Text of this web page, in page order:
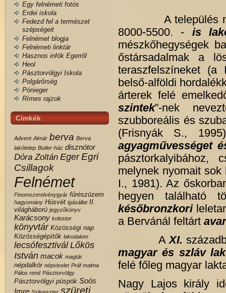
Egy felnémeti fotós
Erdei iskola
Fedezd fel a természet
szépségeit
Felnémet blogja
Felnémeti linktár
Hasznos infók Egerről
Heol
Pásztorvölgyi Iskola
Polgárőrség
Pónieger
Rímes rajzok
Címkék
Advent Almár berva Berva
lakótelep Butler-ház disznótor
Dóra Zoltán Eger Egri
Csillagok
Felnémet
Finomszerelvénygyár fűrészüzem
hagyomány Húsvét igásállat II.
világháború jegyzőkönyv
Karácsony kolostor
könyvtár Közösségi nap
Közösségépítők lakodalom
lecsófesztivál Lőkös
István macok magtár
népdalkör népviselet Práf malma
Pálos rend Pásztorvölgy
Pásztorvölgyi püspök Soós
Imre
szüreti
A település
8000-5500. - is
mészkőhegységek
őstársadalmak a
teraszfelszíneket
belső-alföldi
árterek felé
szintek”-nek
szubboreális és
(Frisnyák S.,
agyagművességet
pásztorkalyibához,
melynek nyomait
I., 1981). Az
hegyen
későbronzkori
a Bervánál feltárt
AXI.
magyar és szláv
felé főleg magyar
Nagy Lajos király